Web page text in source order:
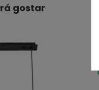
gostar